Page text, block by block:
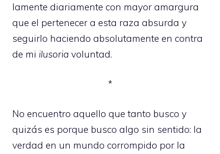
lamente diariamente con mayor amargura
que el pertenecer a esta raza absurda y
seguirlo haciendo absolutamente en contra
de mi ilusoria voluntad.
*
No encuentro aquello que tanto busco y
quizás es porque busco algo sin sentido: la
verdad en un mundo corrompido por la